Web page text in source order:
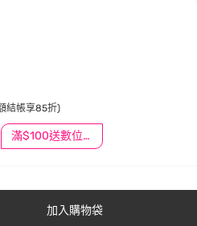
滿$100送數位印花
結帳享85折)
加入購物袋